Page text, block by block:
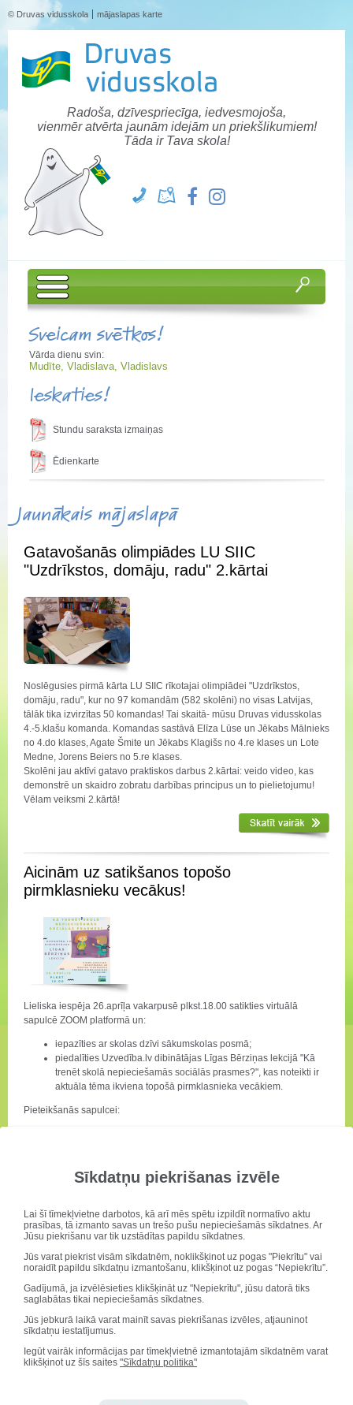
Sīkdatņu piekrišanas izvēle
Lai šī tīmekļvietne darbotos, kā arī mēs spētu izpildīt normatīvo aktu
prasības, tā izmanto savas un trešo pušu nepieciešamās sīkdatnes. Ar
Jūsu piekrišanu var tik uzstādītas papildu sīkdatnes.
Jūs varat piekrist visām sīkdatnēm, noklikšķinot uz pogas "Piekrītu" vai
noraidīt papildu sīkdatņu izmantošanu, klikšķinot uz pogas “Nepiekrītu”.
Gadījumā, ja izvēlēsieties klikšķināt uz "Nepiekrītu", jūsu datorā tiks
saglabātas tikai nepieciešamās sīkdatnes.
Jūs jebkurā laikā varat mainīt savas piekrišanas izvēles, atjauninot
sīkdatņu iestatījumus.
Iegūt vairāk informācijas par tīmekļvietnē izmantotajām sīkdatnēm varat
klikšķinot uz šīs saites "Sīkdatņu politika"
© Druvas vidusskola mājaslapas karte
Radoša, dzīvespriecīga, iedvesmojoša,
vienmēr atvērta jaunām idejām un priekšlikumiem!
Tāda ir Tava skola!
Sveicam svētkos!
Vārda dienu svin:
Mudīte, Vladislava, Vladislavs
Ieskaties!
Stundu saraksta izmaiņas
Ēdienkarte
Jaunākais mājaslapā
Gatavošanās olimpiādes LU SIIC
"Uzdrīkstos, domāju, radu" 2.kārtai
Noslēgusies pirmā kārta LU SIIC rīkotajai olimpiādei "Uzdrīkstos,
domāju, radu", kur no 97 komandām (582 skolēni) no visas Latvijas,
tālāk tika izvirzītas 50 komandas! Tai skaitā- mūsu Druvas vidusskolas
4.-5.klašu komanda. Komandas sastāvā Elīza Lūse un Jēkabs Mālnieks
no 4.do klases, Agate Šmite un Jēkabs Klagišs no 4.re klases un Lote
Medne, Jorens Beiers no 5.re klases.
Skolēni jau aktīvi gatavo praktiskos darbus 2.kārtai: veido video, kas
demonstrē un skaidro zobratu darbības principus un to pielietojumu!
Vēlam veiksmi 2.kārtā!
Aicinām uz satikšanos topošo
pirmklasnieku vecākus!
Lieliska iespēja 26.aprīļa vakarpusē plkst.18.00 satikties virtuālā
sapulcē ZOOM platformā un:
iepazīties ar skolas dzīvi sākumskolas posmā;
piedalīties Uzvedība.lv dibinātājas Līgas Bērziņas lekcijā "Kā
trenēt skolā nepieciešamās sociālās prasmes?", kas noteikti ir
aktuāla tēma ikviena topošā pirmklasnieka vecākiem.
Pieteikšanās sapulcei:
citi interesenti aicināti
Aicināts un gaidīts ir ikviens!
Uz satikšanos!
Kandidāti nominācijai "Druvas vidusskolas
Superskolēns"